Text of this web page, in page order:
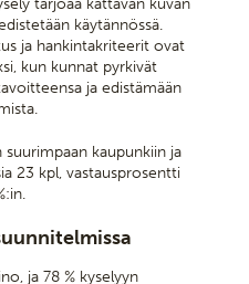
tarjoaa kattavan kuvan
käytännössä.
ja hankintakriteerit ovat
kun kunnat pyrkivät
ja edistämään
kaupunkiin ja
23 kpl, vastausprosentti
ja 78 % kyselyyn